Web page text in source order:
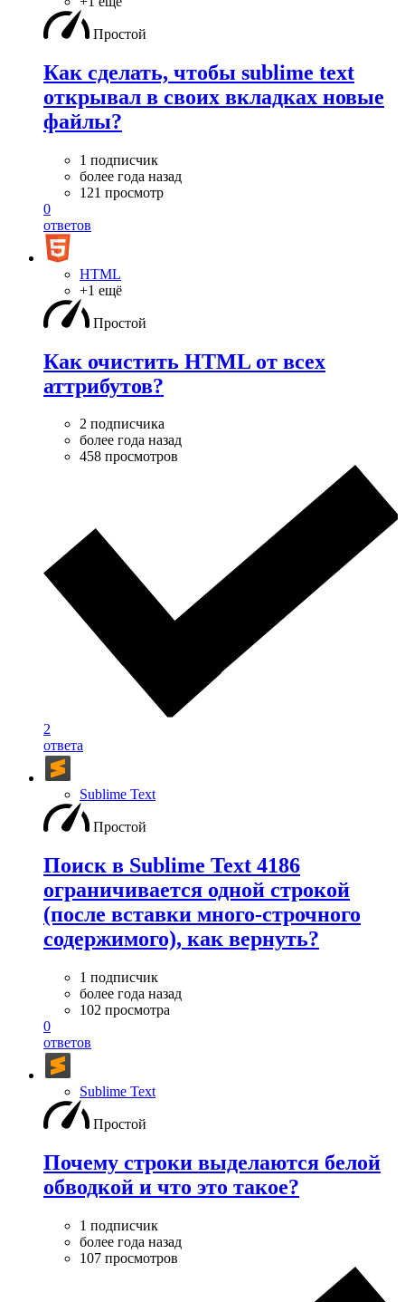
Простой
Как сделать, чтобы sublime text
открывал в своих вкладках новые
файлы?
1 подписчик
более года назад
121 просмотр
0
ответов
HTML
+1 ещё
Простой
Как очистить HTML от всех
аттрибутов?
2 подписчика
более года назад
458 просмотров
2
ответа
Sublime Text
Простой
Поиск в Sublime Text 4186
ограничивается одной строкой
(после вставки много-строчного
содержимого), как вернуть?
1 подписчик
более года назад
102 просмотра
0
ответов
Sublime Text
Простой
Почему строки выделаются белой
обводкой и что это такое?
1 подписчик
более года назад
107 просмотров